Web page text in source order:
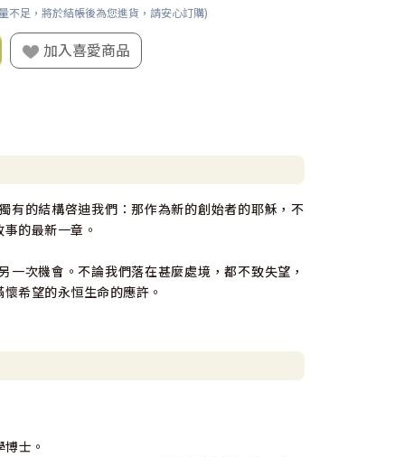
不足，將於結帳後為您進貨，請安心訂購)
加入喜愛商品
有的結構啓迪我們：那作為新的創始者的耶穌，不
的最新一章。
次機會。不論我們落在甚麼處境，都不致失望，
希望的永恒生命的應許。
士。